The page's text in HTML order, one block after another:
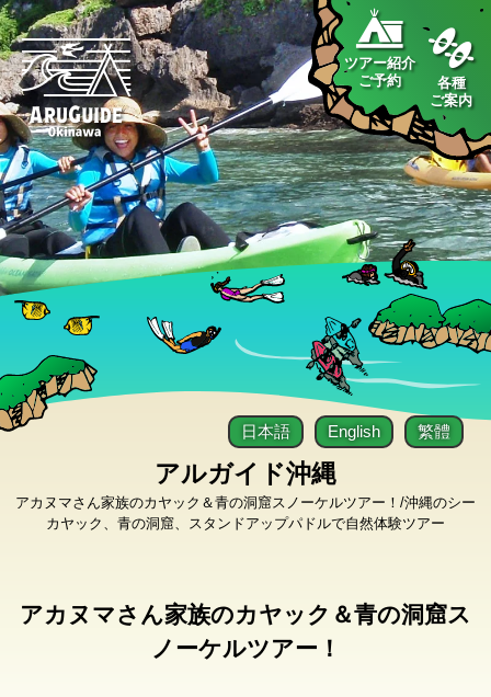
ツアー紹介
ご予約
各種
ご案内
アルガイド沖縄
アカヌマさん家族のカヤック＆青の洞窟スノーケルツアー！/沖縄のシー
カヤック、青の洞窟、スタンドアップパドルで自然体験ツアー
日本語 English 繁體
アカヌマさん家族のカヤック＆青の洞窟ス
ノーケルツアー！